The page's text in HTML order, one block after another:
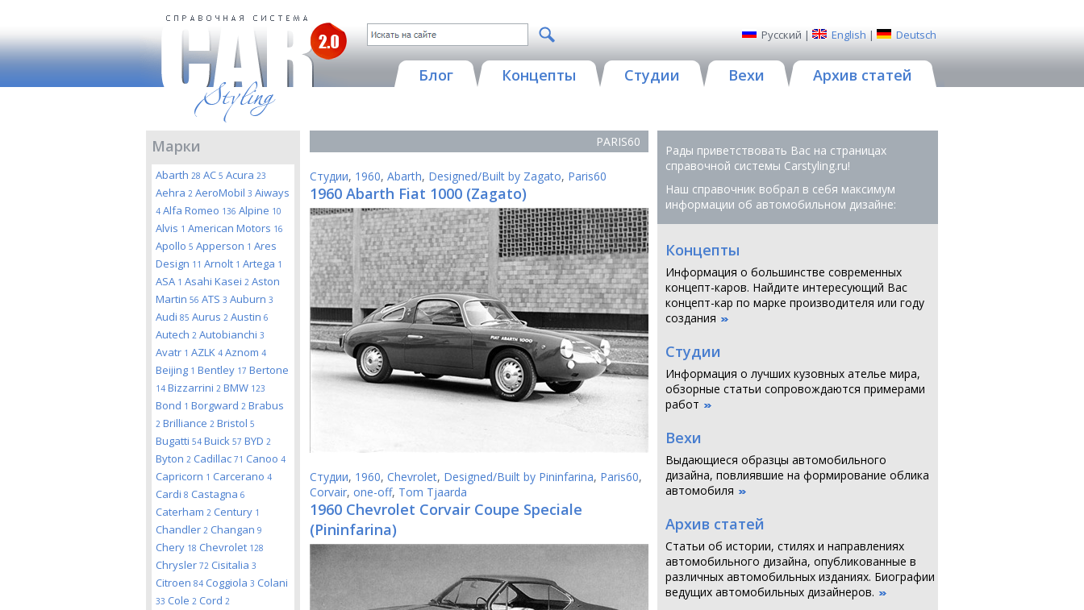
Русский | English | Deutsch
Блог Концепты Студии Вехи Архив статей
Марки
Abarth 28 AC 5 Acura 23
Aehra 2 AeroMobil 3 Aiways
4 Alfa Romeo 136 Alpine 10
Alvis 1 American Motors 16
Apollo 5 Apperson 1 Ares
Design 11 Arnolt 1 Artega 1
ASA 1 Asahi Kasei 2 Aston
Martin 56 ATS 3 Auburn 3
Audi 85 Aurus 2 Austin 6
Autech 2 Autobianchi 3
Avatr 1 AZLK 4 Aznom 4
Beijing 1 Bentley 17 Bertone
14 Bizzarrini 2 BMW 123
Bond 1 Borgward 2 Brabus
2 Brilliance 2 Bristol 5
Bugatti 54 Buick 57 BYD 2
Byton 2 Cadillac 71 Canoo 4
Capricorn 1 Carcerano 4
Cardi 8 Castagna 6
Caterham 2 Century 1
Chandler 2 Changan 9
Chery 18 Chevrolet 128
Chrysler 72 Cisitalia 3
Citroen 84 Coggiola 3 Colani
33 Cole 2 Cord 2
PARIS60
Студии, 1960, Abarth, Designed/Built by Zagato, Paris60
1960 Abarth Fiat 1000 (Zagato)
Студии, 1960, Chevrolet, Designed/Built by Pininfarina, Paris60,
Corvair, one-off, Tom Tjaarda
1960 Chevrolet Corvair Coupe Speciale
(Pininfarina)
Рады приветствовать Вас на страницах
справочной системы Сarstyling.ru!
Наш справочник вобрал в себя максимум
информации об автомобильном дизайне:
Концепты
Информация о большинстве современных
концепт-каров. Найдите интересующий Вас
концепт-кар по марке производителя или году
создания
Студии
Информация о лучших кузовных ателье мира,
обзорные статьи сопровождаются примерами
работ
Вехи
Выдающиеся образцы автомобильного
дизайна, повлиявшие на формирование облика
автомобиля
Архив статей
Статьи об истории, стилях и направлениях
автомобильного дизайна, опубликованные в
различных автомобильных изданиях. Биографии
ведущих автомобильных дизайнеров.